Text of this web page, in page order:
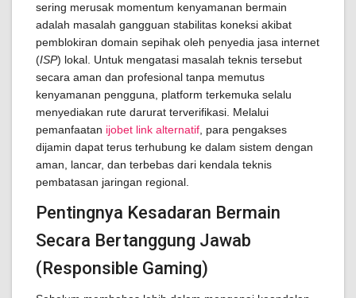
sering merusak momentum kenyamanan bermain
adalah masalah gangguan stabilitas koneksi akibat
pemblokiran domain sepihak oleh penyedia jasa internet
(ISP) lokal. Untuk mengatasi masalah teknis tersebut
secara aman dan profesional tanpa memutus
kenyamanan pengguna, platform terkemuka selalu
menyediakan rute darurat terverifikasi. Melalui
pemanfaatan ijobet link alternatif , para pengakses
dijamin dapat terus terhubung ke dalam sistem dengan
aman, lancar, dan terbebas dari kendala teknis
pembatasan jaringan regional.
Pentingnya Kesadaran Bermain
Secara Bertanggung Jawab
(Responsible Gaming)